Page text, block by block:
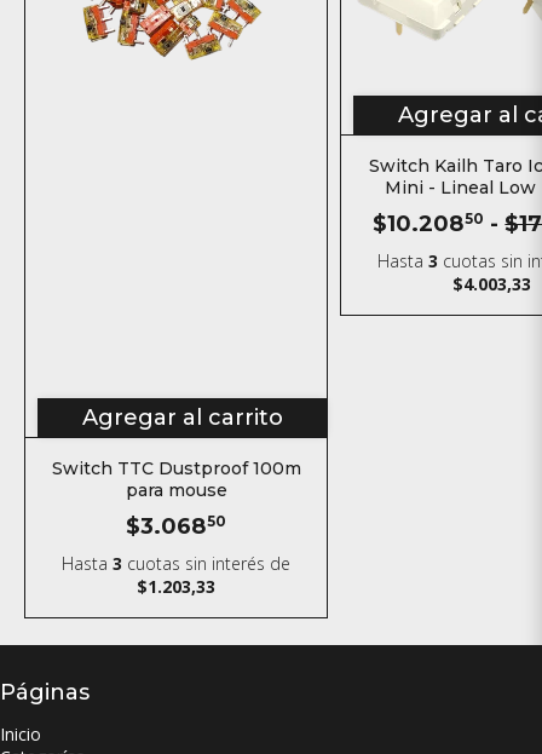
Agregar al carrito
Switch TTC Dustproof 100m
para mouse
$3.06850
Hasta3 cuotas sin interés de
$1.203,33
Agregar al
Switch Kailh Taro
Mini - Lineal Low
$10.20850 -
Hasta3 cuotas sin
$4.003,33
Páginas
Inicio